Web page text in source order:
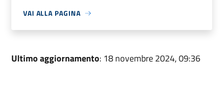
VAI ALLA PAGINA
Ultimo aggiornamento: 18 novembre 2024, 09:36